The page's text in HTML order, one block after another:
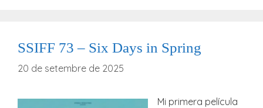
SSIFF 73 – Six Days in Spring
20 de setembre de 2025
Mi primera película